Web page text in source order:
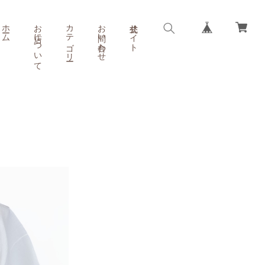
ホーム お店について カテゴリー お問い合わせ 公式サイト